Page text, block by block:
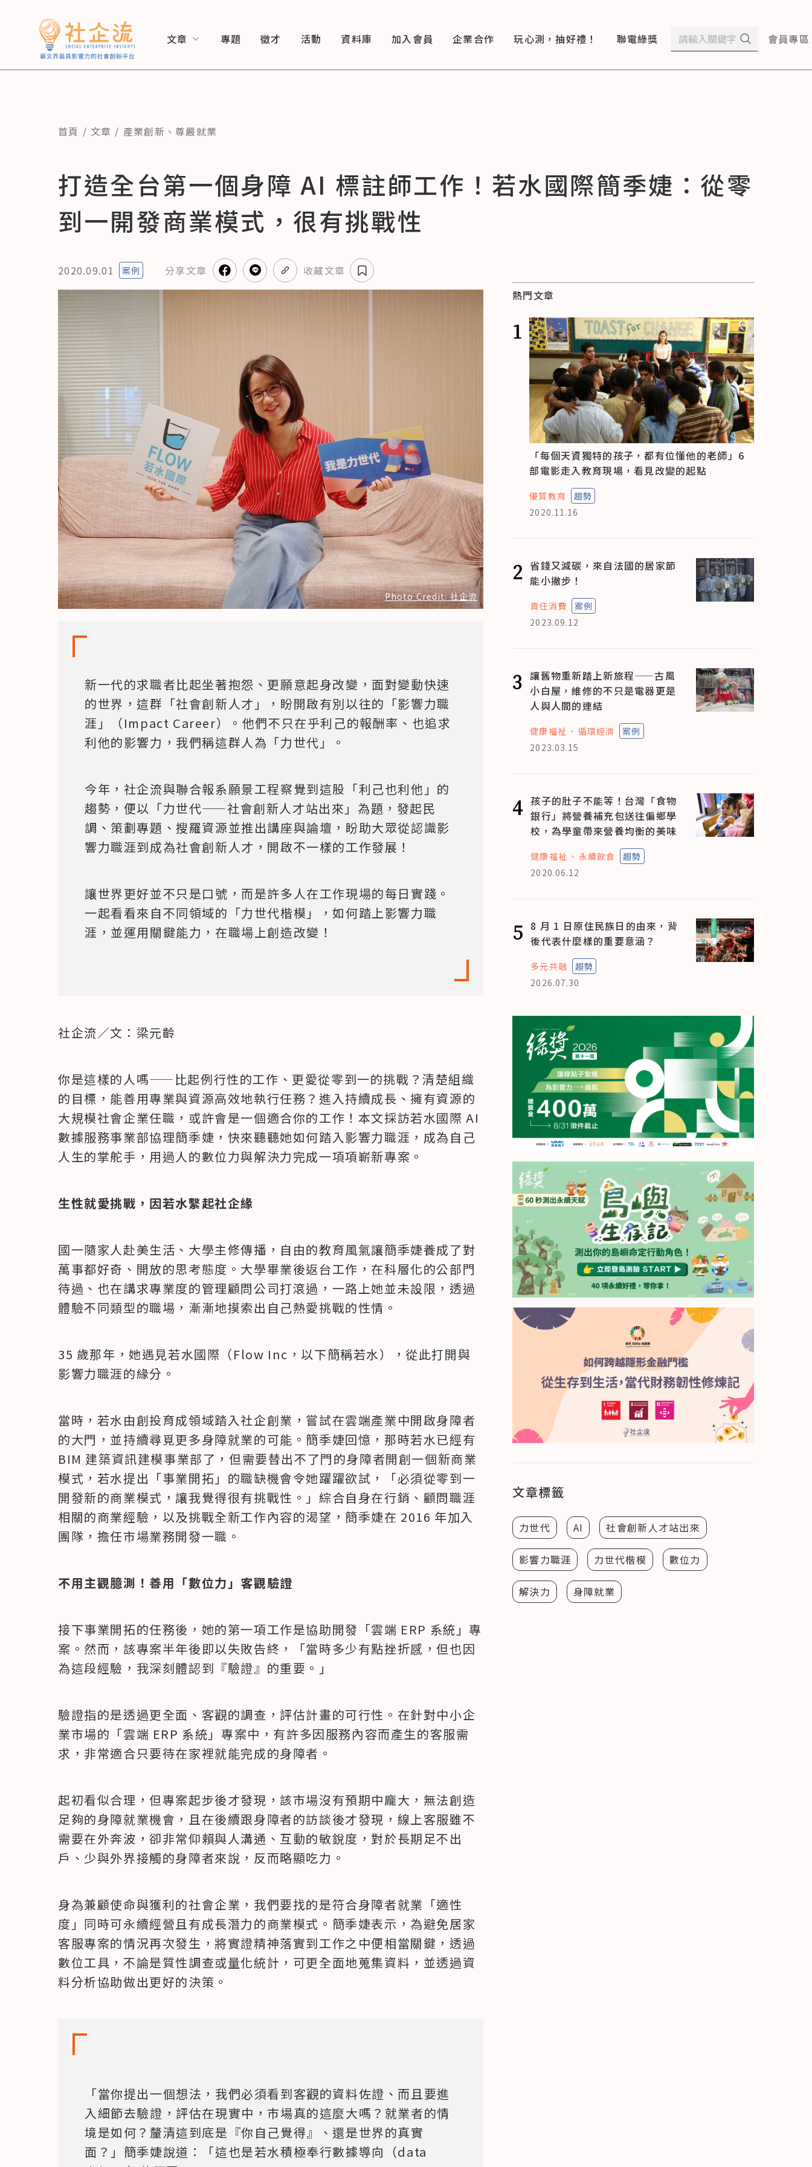
文章 專題 徵才 活動 資料庫 加入會員 企業合作 玩心測，抽好禮！ 聯電綠獎 會員專區
首頁 文章 產業創新 、尊嚴就業
打造全台第一個身障 AI 標註師工作！若水國際簡季婕：從零
到一開發商業模式，很有挑戰性
2020.09.01 案例 分享文章 收藏文章
Photo Credit: 社企流
新一代的求職者比起坐著抱怨、更願意起身改變，面對變動快速
的世界，這群「社會創新人才」，盼開啟有別以往的「影響力職
涯」（Impact Career）。他們不只在乎利己的報酬率、也追求
利他的影響力，我們稱這群人為「力世代」。
今年，社企流與聯合報系願景工程察覺到這股「利己也利他」的
趨勢，便以「力世代——社會創新人才站出來」為題，發起民
調、策劃專題、搜羅資源並推出講座與論壇，盼助大眾從認識影
響力職涯到成為社會創新人才，開啟不一樣的工作發展！
讓世界更好並不只是口號，而是許多人在工作現場的每日實踐。
一起看看來自不同領域的「力世代楷模」，如何踏上影響力職
涯，並運用關鍵能力，在職場上創造改變！
社企流／文：梁元齡
你是這樣的人嗎——比起例行性的工作、更愛從零到一的挑戰？清楚組織
的目標，能善用專業與資源高效地執行任務？進入持續成長、擁有資源的
大規模社會企業任職，或許會是一個適合你的工作！本文採訪若水國際 AI
數據服務事業部協理簡季婕，快來聽聽她如何踏入影響力職涯，成為自己
人生的掌舵手，用過人的數位力與解決力完成一項項嶄新專案。
生性就愛挑戰，因若水繫起社企緣
國一隨家人赴美生活、大學主修傳播，自由的教育風氣讓簡季婕養成了對
萬事都好奇、開放的思考態度。大學畢業後返台工作，在科層化的公部門
待過、也在講求專業度的管理顧問公司打滾過，一路上她並未設限，透過
體驗不同類型的職場，漸漸地摸索出自己熱愛挑戰的性情。
35 歲那年，她遇見若水國際（Flow Inc，以下簡稱若水），從此打開與
影響力職涯的緣分。
當時，若水由創投育成領域踏入社企創業，嘗試在雲端產業中開啟身障者
的大門，並持續尋覓更多身障就業的可能。簡季婕回憶，那時若水已經有
BIM 建築資訊建模事業部了，但需要替出不了門的身障者開創一個新商業
模式，若水提出「事業開拓」的職缺機會令她躍躍欲試，「必須從零到一
開發新的商業模式，讓我覺得很有挑戰性。」綜合自身在行銷、顧問職涯
相關的商業經驗，以及挑戰全新工作內容的渴望，簡季婕在 2016 年加入
團隊，擔任市場業務開發一職。
不用主觀臆測！善用「數位力」客觀驗證
接下事業開拓的任務後，她的第一項工作是協助開發「雲端 ERP 系統」專
案。然而，該專案半年後即以失敗告終，「當時多少有點挫折感，但也因
為這段經驗，我深刻體認到『驗證』的重要。」
驗證指的是透過更全面、客觀的調查，評估計畫的可行性。在針對中小企
業市場的「雲端 ERP 系統」專案中，有許多因服務內容而產生的客服需
求，非常適合只要待在家裡就能完成的身障者。
起初看似合理，但專案起步後才發現，該市場沒有預期中龐大，無法創造
足夠的身障就業機會，且在後續跟身障者的訪談後才發現，線上客服雖不
需要在外奔波，卻非常仰賴與人溝通、互動的敏銳度，對於長期足不出
戶、少與外界接觸的身障者來說，反而略顯吃力。
身為兼顧使命與獲利的社會企業，我們要找的是符合身障者就業「適性
度」同時可永續經營且有成長潛力的商業模式。簡季婕表示，為避免居家
客服專案的情況再次發生，將實證精神落實到工作之中便相當關鍵，透過
數位工具，不論是質性調查或量化統計，可更全面地蒐集資料，並透過資
料分析協助做出更好的決策。
「當你提出一個想法，我們必須看到客觀的資料佐證、而且要進
入細節去驗證，評估在現實中，市場真的這麼大嗎？就業者的情
境是如何？釐清這到底是『你自己覺得』、還是世界的真實
面？」簡季婕說道：「這也是若水積極奉行數據導向（data
熱門文章
1
「每個天資獨特的孩子，都有位懂他的老師」6
部電影走入教育現場，看見改變的起點
優質教育
趨勢
2020.11.16
2 省錢又減碳，來自法國的居家節
能小撇步！
責任消費
案例
2023.09.12
3 讓舊物重新踏上新旅程——古風
小白屋，維修的不只是電器更是
人與人間的連結
健康福祉 循環經濟
案例
2023.03.15
4 孩子的肚子不能等！台灣「食物
銀行」將營養補充包送往偏鄉學
校，為學童帶來營養均衡的美味
健康福祉 永續飲食
趨勢
2020.06.12
5 8 月 1 日原住民族日的由來，背
後代表什麼樣的重要意涵？
多元共融
趨勢
2026.07.30
文章標籤
力世代 AI 社會創新人才站出來
影響力職涯 力世代楷模 數位力
解決力 身障就業